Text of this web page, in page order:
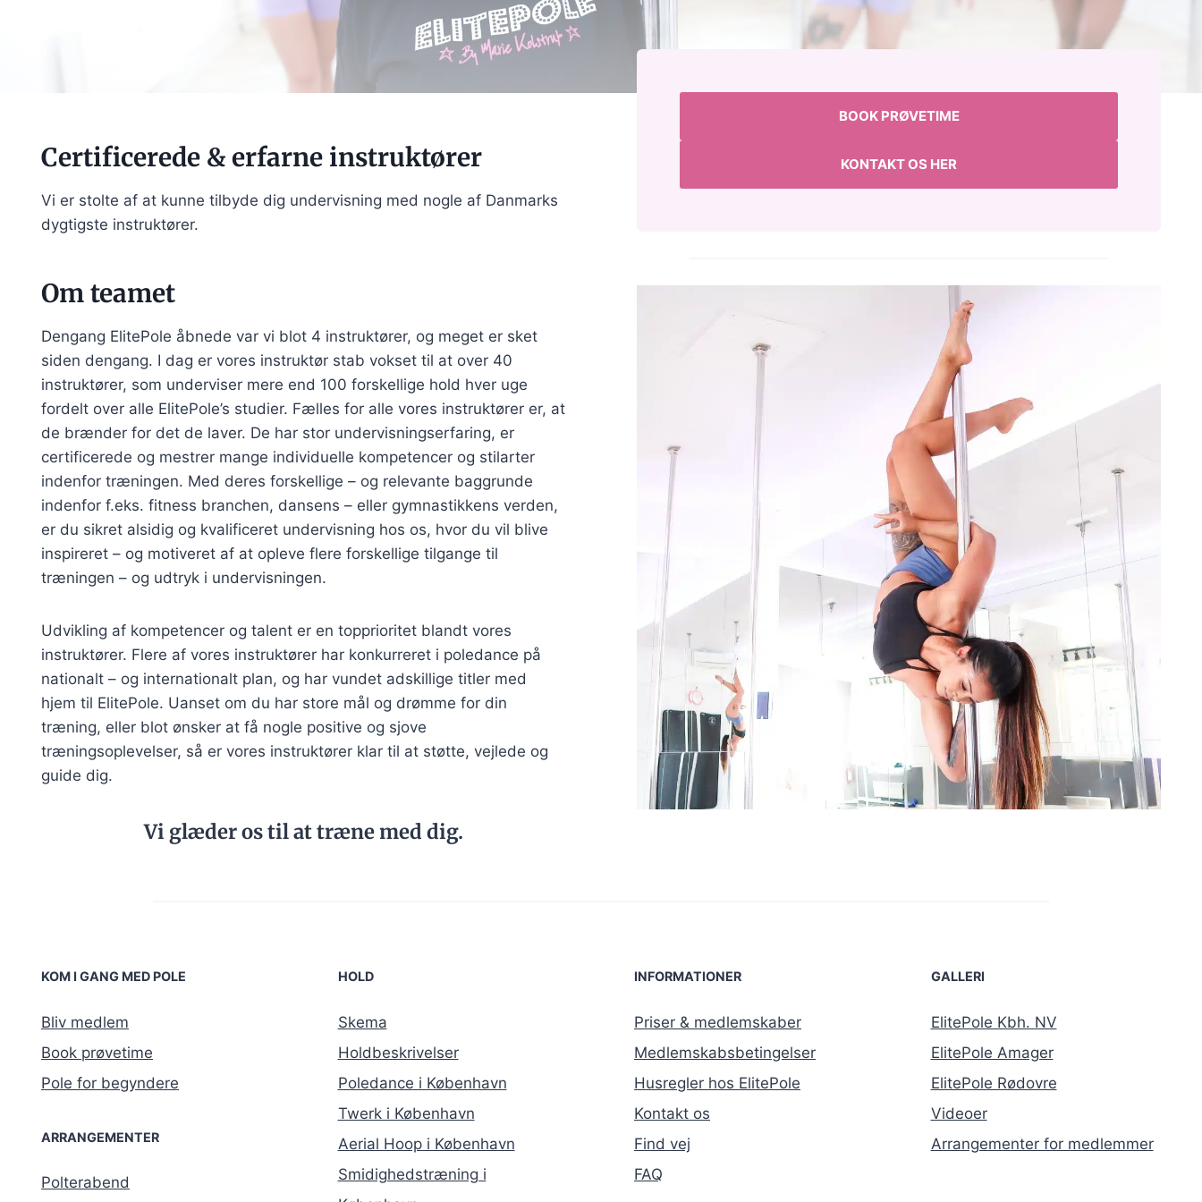
Certificerede & erfarne instruktører
Vi er stolte af at kunne tilbyde dig undervisning med nogle af Danmarks
dygtigste instruktører.
Om teamet
Dengang ElitePole åbnede var vi blot 4 instruktører, og meget er sket
siden dengang. I dag er vores instruktør stab vokset til at over 40
instruktører, som underviser mere end 100 forskellige hold hver uge
fordelt over alle ElitePole’s studier. Fælles for alle vores instruktører er, at
de brænder for det de laver. De har stor undervisningserfaring, er
certificerede og mestrer mange individuelle kompetencer og stilarter
indenfor træningen. Med deres forskellige – og relevante baggrunde
indenfor f.eks. fitness branchen, dansens – eller gymnastikkens verden,
er du sikret alsidig og kvalificeret undervisning hos os, hvor du vil blive
inspireret – og motiveret af at opleve flere forskellige tilgange til
træningen – og udtryk i undervisningen.
Udvikling af kompetencer og talent er en topprioritet blandt vores
instruktører. Flere af vores instruktører har konkurreret i poledance på
nationalt – og internationalt plan, og har vundet adskillige titler med
hjem til ElitePole. Uanset om du har store mål og drømme for din
træning, eller blot ønsker at få nogle positive og sjove
træningsoplevelser, så er vores instruktører klar til at støtte, vejlede og
guide dig.
Vi glæder os til at træne med dig.
BOOK PRØVETIME
KONTAKT OS HER
KOM I GANG MED POLE
Bliv medlem
Book prøvetime
Pole for begyndere
ARRANGEMENTER
Polterabend
HOLD
Skema
Holdbeskrivelser
Poledance i København
Twerk i København
Aerial Hoop i København
Smidighedstræning i
INFORMATIONER
Priser & medlemskaber
Medlemskabsbetingelser
Husregler hos ElitePole
Kontakt os
Find vej
FAQ
GALLERI
ElitePole Kbh. NV
ElitePole Amager
ElitePole Rødovre
Videoer
Arrangementer for medlemmer